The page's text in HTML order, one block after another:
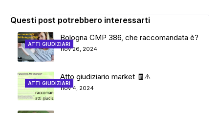
Questi post potrebbero interessarti
ATTI GIUDIZIARI
Bologna CMP 386, che raccomandata è?
nov 26, 2024
ATTI GIUDIZIARI
Atto giudiziario market 🧾⚠️
nov 4, 2024